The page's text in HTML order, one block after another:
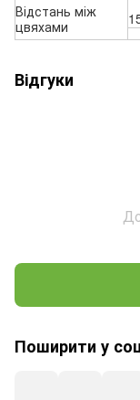
Відстань між
цвяхами
Відгуки
Поширити у